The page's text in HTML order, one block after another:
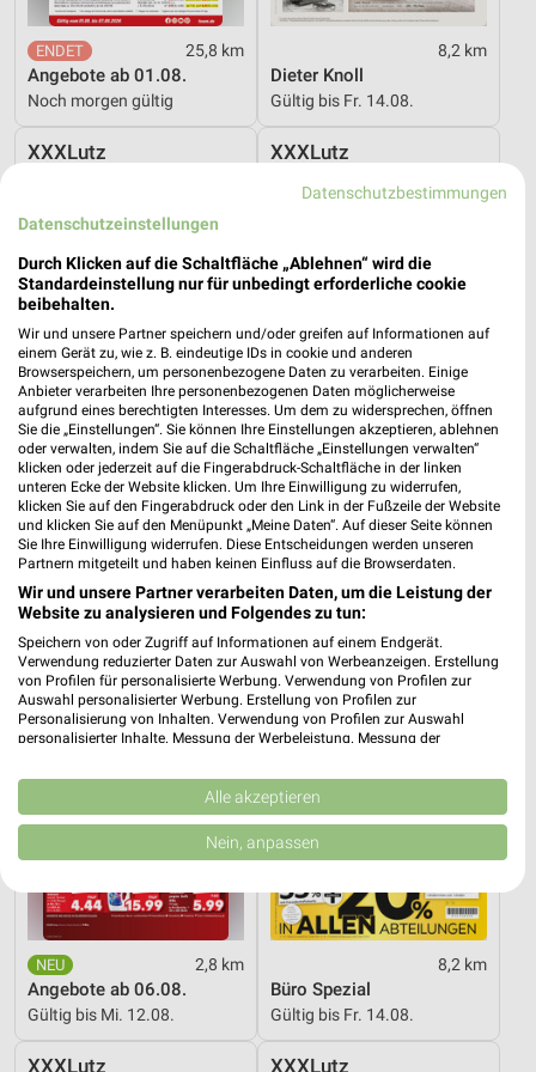
25,8 km
Angebote ab 01.08.
Noch morgen gültig
8,2 km
Dieter Knoll
Gültig bis Fr. 14.08.
XXXLutz
43,2 km
Hesse
Gültig bis Sa. 08.08.
XXXLutz
8,2 km
Wohnen Spezial
Gültig bis Fr. 14.08.
Kaufland
2,8 km
Angebote ab 06.08.
Gültig bis Mi. 12.08.
XXXLutz
8,2 km
Büro Spezial
Gültig bis Fr. 14.08.
XXXLutz XXXLutz
Datenschutzbestimmungen
Datenschutzeinstellungen
Durch Klicken auf die Schaltfläche „Ablehnen“ wird die
Standardeinstellung nur für unbedingt erforderliche cookie
beibehalten.
Wir und unsere Partner speichern und/oder greifen auf Informationen auf
einem Gerät zu, wie z. B. eindeutige IDs in cookie und anderen
Browserspeichern, um personenbezogene Daten zu verarbeiten. Einige
Anbieter verarbeiten Ihre personenbezogenen Daten möglicherweise
aufgrund eines berechtigten Interesses. Um dem zu widersprechen, öffnen
Sie die „Einstellungen“. Sie können Ihre Einstellungen akzeptieren, ablehnen
oder verwalten, indem Sie auf die Schaltfläche „Einstellungen verwalten“
klicken oder jederzeit auf die Fingerabdruck-Schaltfläche in der linken
unteren Ecke der Website klicken. Um Ihre Einwilligung zu widerrufen,
klicken Sie auf den Fingerabdruck oder den Link in der Fußzeile der Website
und klicken Sie auf den Menüpunkt „Meine Daten“. Auf dieser Seite können
Sie Ihre Einwilligung widerrufen. Diese Entscheidungen werden unseren
Partnern mitgeteilt und haben keinen Einfluss auf die Browserdaten.
Wir und unsere Partner verarbeiten Daten, um die Leistung der
Website zu analysieren und Folgendes zu tun:
Speichern von oder Zugriff auf Informationen auf einem Endgerät.
Verwendung reduzierter Daten zur Auswahl von Werbeanzeigen. Erstellung
von Profilen für personalisierte Werbung. Verwendung von Profilen zur
Auswahl personalisierter Werbung. Erstellung von Profilen zur
Personalisierung von Inhalten. Verwendung von Profilen zur Auswahl
personalisierter Inhalte. Messung der Werbeleistung. Messung der
Kombinationen von Daten aus verschiedenen Quellen. Entwicklung und
Verbesserung der Angebote. Verwendung reduzierter Daten zur Auswahl
von Inhalten.
Daten können außerhalb der Europäischen Union weitergegeben und in die
USA gesendet werden.
Website/App.
Partnerliste anzeigen (1 IAB-Anbieter)
Wir nutzen Ihre Daten für folgende Zwecke:
IAB-Verarbeitungszwecke:
Speichern von oder Zugriff auf Informationen
Alle akzeptieren
Nein, anpassen